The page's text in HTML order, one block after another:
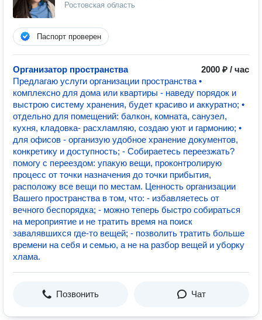
Ростовская область
Паспорт проверен
Организатор пространства
2000 ₽ / час
Предлагаю услуги организации пространства •
комплексно для дома или квартиры - наведу порядок и
выстрою систему хранения, будет красиво и аккуратно; •
отдельно для помещений: балкон, комната, санузел,
кухня, кладовка- расхламляю, создаю уют и гармонию; •
для офисов - организую удобное хранение документов,
конкретику и доступность; - Собираетесь переезжать?
помогу с переездом: упакую вещи, проконтролирую
процесс от точки назначения до точки прибытия,
расположу все вещи по местам. Ценность организации
Вашего пространства в том, что: - избавляетесь от
вечного беспорядка; - можно теперь быстро собираться
на мероприятие и не тратить время на поиск
завалявшихся где-то вещей; - позволить тратить больше
времени на себя и семью, а не на разбор вещей и уборку
хлама.
Позвонить Чат